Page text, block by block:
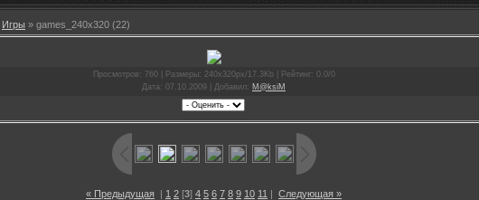
Игры » games_240x320 (22)
Просмотров : 760 | Размеры: 240x320px/17.3Kb | Рейтинг: 0.0/0
Дата : 07.10.2009 | Добавил: M@ksiM
« Предыдущая | 1 2 [3] 4 5 6 7 8 9 10 11 | Следующая »